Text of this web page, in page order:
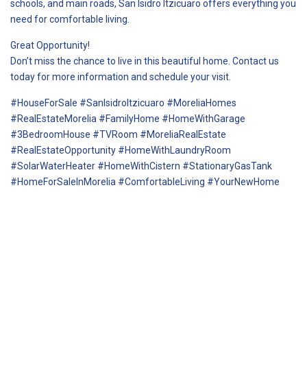
schools, and main roads, San Isidro Itzicuaro offers everything you
need for comfortable living.
Great Opportunity!
Don’t miss the chance to live in this beautiful home. Contact us
today for more information and schedule your visit.
#HouseForSale #SanIsidroItzicuaro #MoreliaHomes
#RealEstateMorelia #FamilyHome #HomeWithGarage
#3BedroomHouse #TVRoom #MoreliaRealEstate
#RealEstateOpportunity #HomeWithLaundryRoom
#SolarWaterHeater #HomeWithCistern #StationaryGasTank
#HomeForSaleInMorelia #ComfortableLiving #YourNewHome